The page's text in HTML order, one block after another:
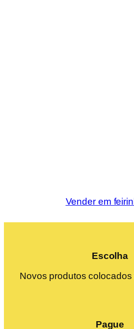
Vender em
Escolha
Novos produtos
Pague